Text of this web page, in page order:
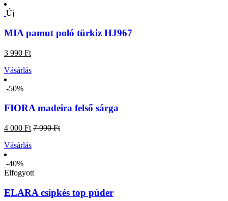
Új
MIA pamut poló türkiz HJ967
3 990 Ft
Vásárlás
-50%
FIORA madeira felső sárga
4 000 Ft 7 990 Ft
Vásárlás
-40%
Elfogyott
ELARA csipkés top púder